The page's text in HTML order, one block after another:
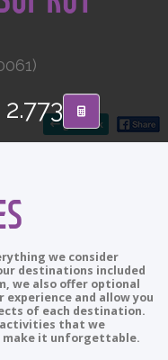
go back
we consider
destinations included
we also offer optional
and allow you
of each destination.
activities that we
make it unforgettable.